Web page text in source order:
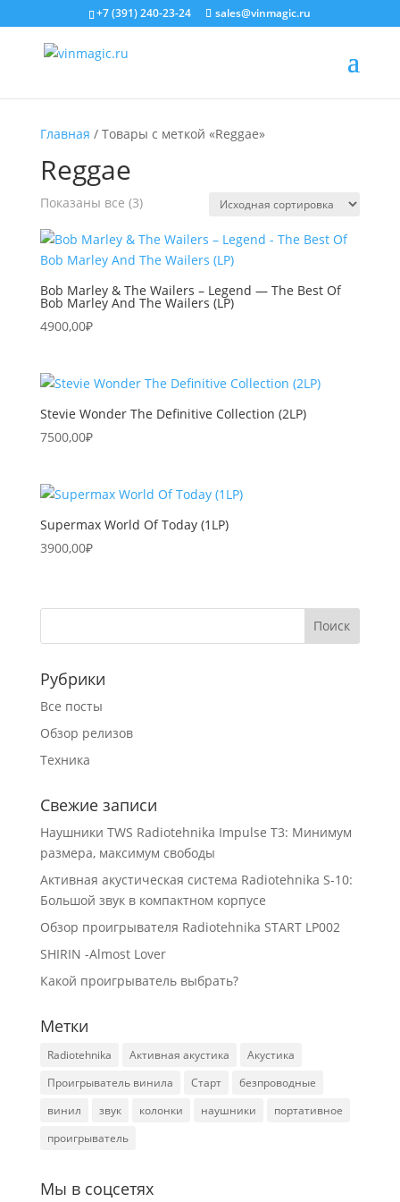
+7 (391) 240-23-24 sales@vinmagic.ru
Главная / Товары с меткой «Reggae»
Reggae
Показаны все (3)
Bob Marley & The Wailers – Legend — The Best Of
Bob Marley And The Wailers (LP)
4900,00₽
Stevie Wonder The Definitive Collection (2LP)
7500,00₽
Supermax World Of Today (1LP)
3900,00₽
Рубрики
Все посты
Обзор релизов
Техника
Свежие записи
Наушники TWS Radiotehnika Impulse T3: Минимум
размера, максимум свободы
Активная акустическая система Radiotehnika S-10:
Большой звук в компактном корпусе
Обзор проигрывателя Radiotehnika START LP002
SHIRIN -Almost Lover
Какой проигрыватель выбрать?
Метки
Radiotehnika Активная акустика
Акустика
Проигрыватель винила
Старт
безпроводные
винил
звук колонки наушники
портативное
проигрыватель
Мы в соцсетях